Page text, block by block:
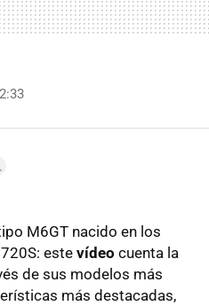
M6GT nacido en los
este vídeo cuenta la
de sus modelos más
más destacadas,